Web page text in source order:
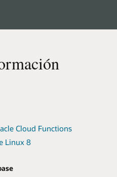
Cloud Functions
Linux 8